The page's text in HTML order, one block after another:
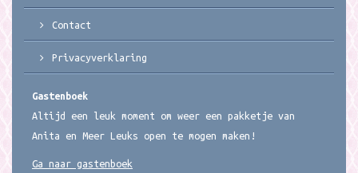
Contact
Privacyverklaring
Gastenboek
Altijd een leuk moment om weer een pakketje van
Anita en Meer Leuks open te mogen maken!
Ga naar gastenboek